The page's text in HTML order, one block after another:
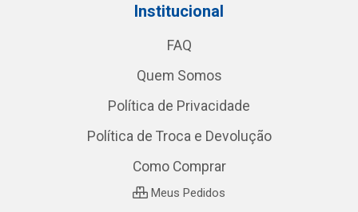
Institucional
FAQ
Quem Somos
Política de Privacidade
Política de Troca e Devolução
Como Comprar
Meus Pedidos